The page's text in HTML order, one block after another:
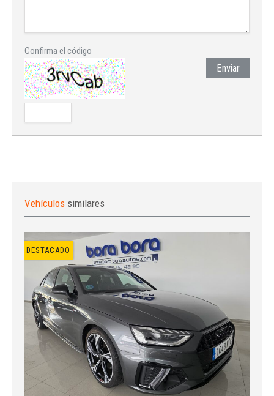
Iniciar sesión
Confirma el código
Enviar
Vehículos similares
DESTACADO